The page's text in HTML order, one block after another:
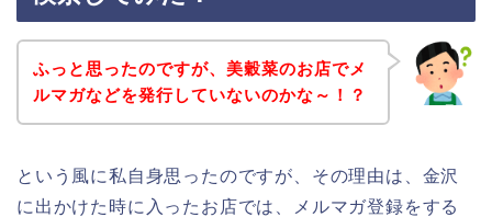
ふっと思ったのですが、美穀菜のお店でメ
ルマガなどを発行していないのかな～！？
という風に私自身思ったのですが、その理由は、金沢
に出かけた時に入ったお店では、メルマガ登録をする